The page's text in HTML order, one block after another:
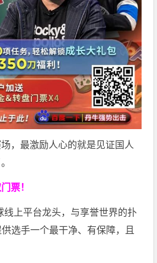
，最激励人心的就是见证国人
票！
线上平台龙头，与享誉世界的扑
选手一个最干净、有保障，且